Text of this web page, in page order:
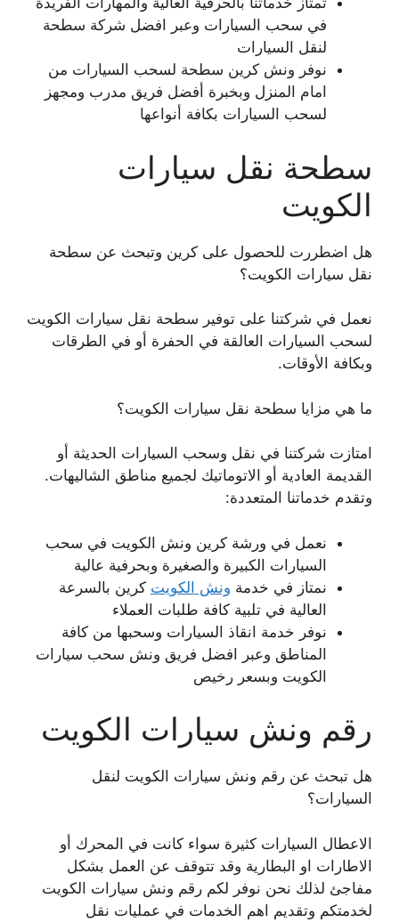
في سحب السيارات وعبر افضل شركة سطحة
لنقل السيارات
نوفر ونش كرين سطحة لسحب السيارات من
امام المنزل وبخبرة أفضل فريق مدرب ومجهز
لسحب السيارات بكافة أنواعها
سطحة نقل سيارات
الكويت
هل اضطررت للحصول على كرين وتبحث عن سطحة
نقل سيارات الكويت؟
نعمل في شركتنا على توفير سطحة نقل سيارات الكويت
لسحب السيارات العالقة في الحفرة أو في الطرقات
وبكافة الأوقات.
ما هي مزايا سطحة نقل سيارات الكويت؟
امتازت شركتنا في نقل وسحب السيارات الحديثة أو
القديمة العادية أو الاتوماتيك لجميع مناطق الشاليهات.
وتقدم خدماتنا المتعددة:
نعمل في ورشة كرين ونش الكويت في سحب
السيارات الكبيرة والصغيرة وبحرفية عالية
نمتاز في خدمة ونش الكويت كرين بالسرعة
العالية في تلبية كافة طلبات العملاء
نوفر خدمة انقاذ السيارات وسحبها من كافة
المناطق وعبر افضل فريق ونش سحب سيارات
الكويت وبسعر رخيص
رقم ونش سيارات الكويت
هل تبحث عن رقم ونش سيارات الكويت لنقل
السيارات؟
الاعطال السيارات كثيرة سواء كانت في المحرك أو
الاطارات او البطارية وقد تتوقف عن العمل بشكل
مفاجئ لذلك نحن نوفر لكم رقم ونش سيارات الكويت
لخدمتكم وتقديم اهم الخدمات في عمليات نقل